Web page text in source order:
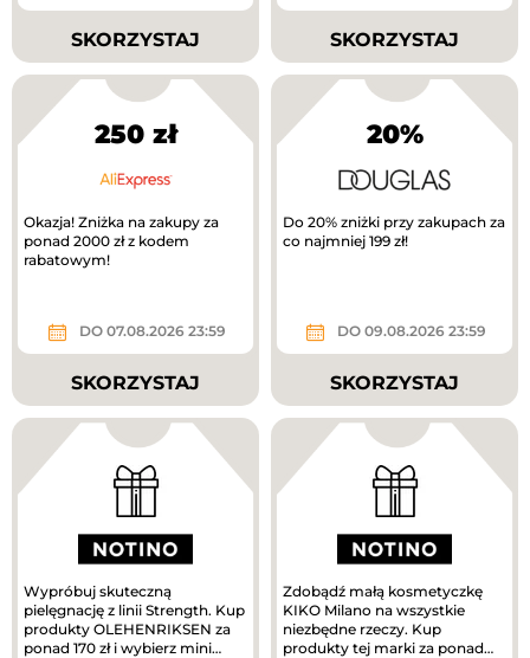
SKORZYSTAJ SKORZYSTAJ
250 zł
Okazja! Zniżka na zakupy za
ponad 2000 zł z kodem
rabatowym!
DO 07.08.2026 23:59
SKORZYSTAJ
20%
Do 20% zniżki przy zakupach za
co najmniej 199 zł!
DO 09.08.2026 23:59
SKORZYSTAJ
Wypróbuj skuteczną
pielęgnację z linii Strength. Kup
produkty OLEHENRIKSEN za
ponad 170 zł i wybierz mini
Zdobądź małą kosmetyczkę
KIKO Milano na wszystkie
niezbędne rzeczy. Kup
produkty tej marki za ponad